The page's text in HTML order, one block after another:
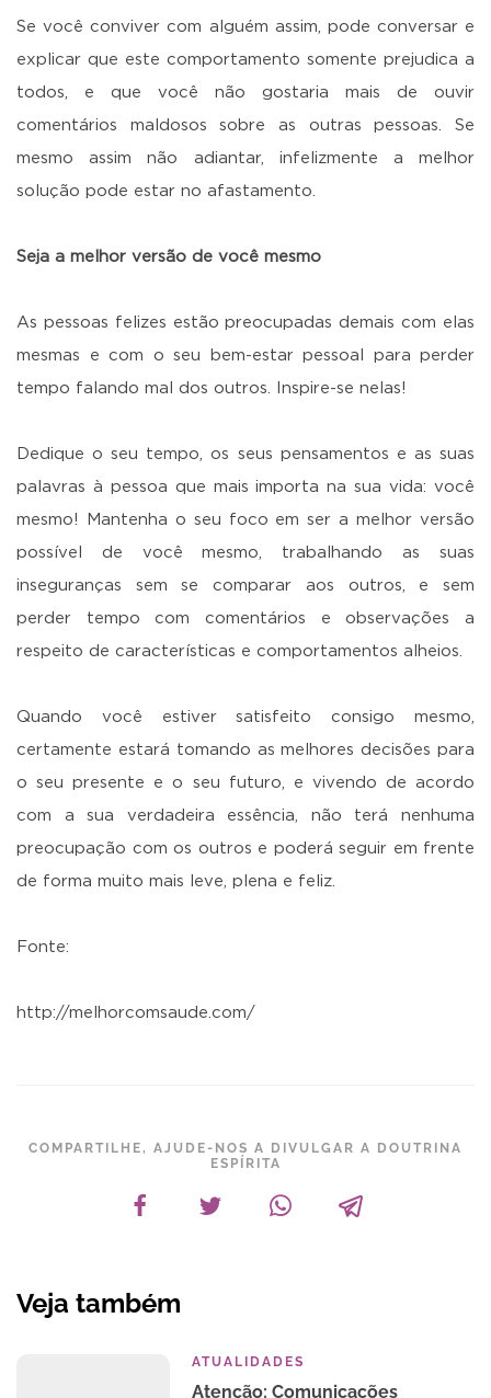
Se você conviver com alguém assim, pode conversar e
explicar que este comportamento somente prejudica a
todos, e que você não gostaria mais de ouvir
comentários maldosos sobre as outras pessoas. Se
mesmo assim não adiantar, infelizmente a melhor
solução pode estar no afastamento.
Seja a melhor versão de você mesmo
As pessoas felizes estão preocupadas demais com elas
mesmas e com o seu bem-estar pessoal para perder
tempo falando mal dos outros. Inspire-se nelas!
Dedique o seu tempo, os seus pensamentos e as suas
palavras à pessoa que mais importa na sua vida: você
mesmo! Mantenha o seu foco em ser a melhor versão
possível de você mesmo, trabalhando as suas
inseguranças sem se comparar aos outros, e sem
perder tempo com comentários e observações a
respeito de características e comportamentos alheios.
Quando você estiver satisfeito consigo mesmo,
certamente estará tomando as melhores decisões para
o seu presente e o seu futuro, e vivendo de acordo
com a sua verdadeira essência, não terá nenhuma
preocupação com os outros e poderá seguir em frente
de forma muito mais leve, plena e feliz.
Fonte:
http://melhorcomsaude.com/
COMPARTILHE, AJUDE-NOS A DIVULGAR A DOUTRINA
ESPÍRITA
Veja também
ATUALIDADES
Atenção: Comunicações